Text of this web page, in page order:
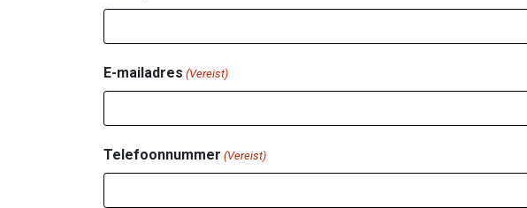
E-mailadres (Vereist)
Telefoonnummer (Vereist)